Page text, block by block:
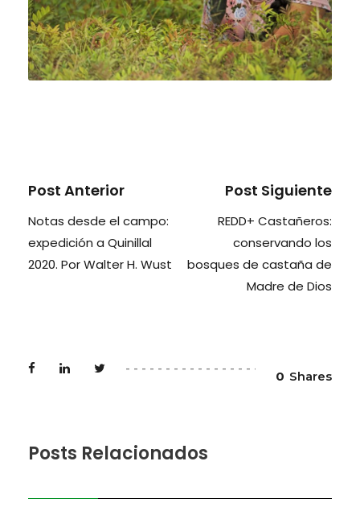
Post Anterior
Notas desde el campo:
expedición a Quinillal
2020. Por Walter H. Wust
Post Siguiente
REDD+ Castañeros:
conservando los
bosques de castaña de
Madre de Dios
0 Shares
Posts Relacionados